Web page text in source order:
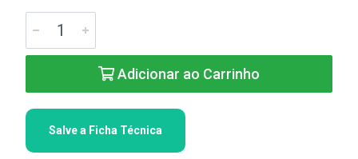
Adicionar ao Carrinho
Salve a Ficha Técnica